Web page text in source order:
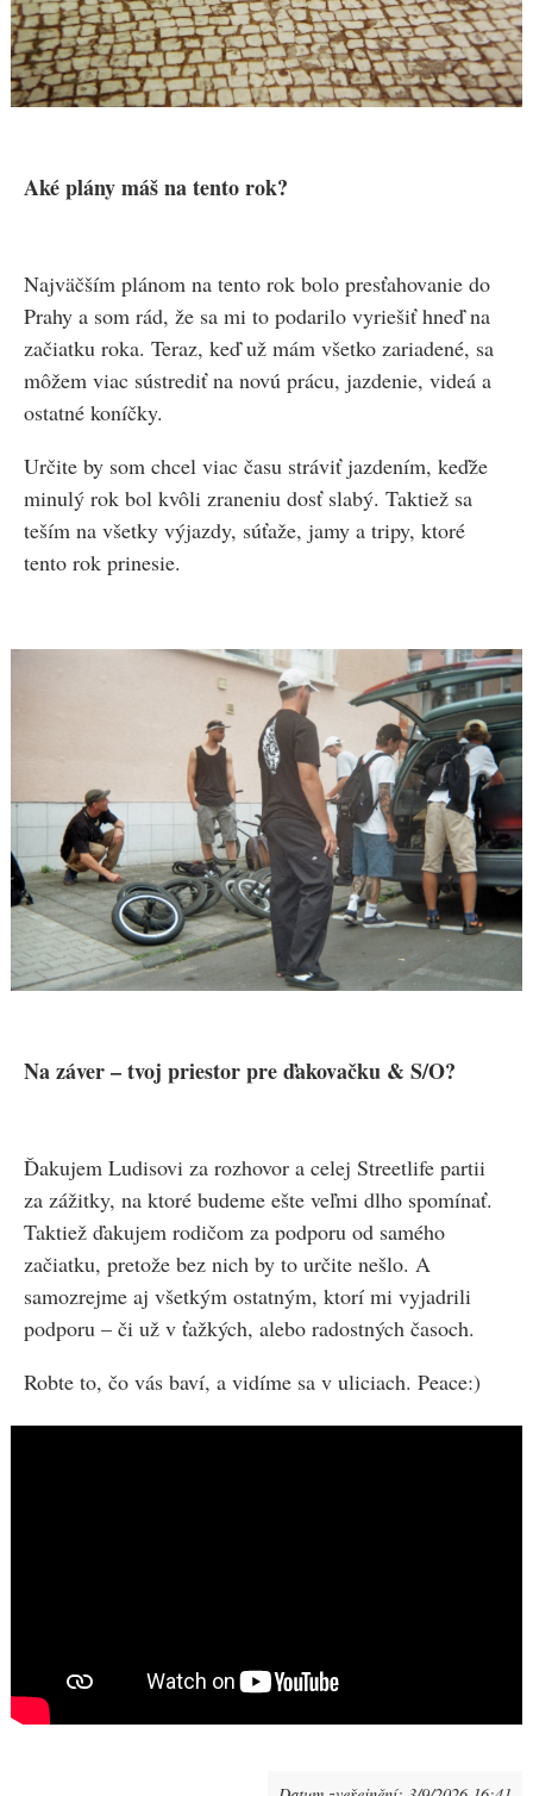
Aké plány máš na tento rok?
Najväčším plánom na tento rok bolo presťahovanie do
Prahy a som rád, že sa mi to podarilo vyriešiť hneď na
začiatku roka. Teraz, keď už mám všetko zariadené, sa
môžem viac sústrediť na novú prácu, jazdenie, videá a
ostatné koníčky.
Určite by som chcel viac času stráviť jazdením, keďže
minulý rok bol kvôli zraneniu dosť slabý. Taktiež sa
teším na všetky výjazdy, súťaže, jamy a tripy, ktoré
tento rok prinesie.
Na záver – tvoj priestor pre ďakovačku & S/O?
Ďakujem Ludisovi za rozhovor a celej Streetlife partii
za zážitky, na ktoré budeme ešte veľmi dlho spomínať.
Taktiež ďakujem rodičom za podporu od samého
začiatku, pretože bez nich by to určite nešlo. A
samozrejme aj všetkým ostatným, ktorí mi vyjadrili
podporu – či už v ťažkých, alebo radostných časoch.
Robte to, čo vás baví, a vidíme sa v uliciach. Peace:)